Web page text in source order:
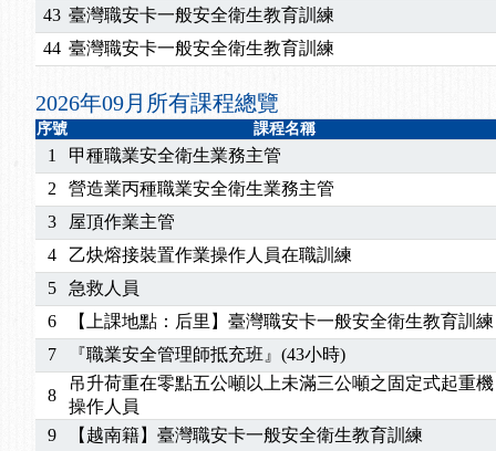
2025/11/10【中心公告】因應颱風來襲，若遇停班停課消息 補
2025/10/30【進修課程】2026年，課程意見蒐集~
2025/08/12 【中心公告】因應颱風來襲，若遇停班停課消息
【中心公告】颱風假114/07/07停班停課
2025/06/06【進修課程】～～前導課程看這邊推出囉～～
2025/05/29【進修課程】前導課程推出公告！
2025/04/28 【進修課程】要怎麼進修自我？課程百百種選擇好
2025/01/21「高壓氣體製造安全主任」、「隧道等襯砌作業主
訓測驗
2025/01/15【線上課程】碳中和核心職能系列課程資訊
2026/07/15
2026/07/08【中心公告】因應颱風來襲，若遇停班停課消息 補
2026/05/06【產業人才投資】06/03-06/08堆高機課程，政府出
2026/04/24【製程安全評估人員】開課囉
2025/11/11
2025/11/10【中心公告】因應颱風來襲，若遇停班停課消息 補
43 臺灣職安卡一般安全衛生教育訓練
44 臺灣職安卡一般安全衛生教育訓練
2026年09月所有課程總覽
序號 課程名稱
1
甲種職業安全衛生業務主管
2
營造業丙種職業安全衛生業務主管
3
屋頂作業主管
4
乙炔熔接裝置作業操作人員在職訓練
5
急救人員
6
【上課地點：后里】臺灣職安卡一般安全衛生教育訓練
7
『職業安全管理師抵充班』(43小時)
8
吊升荷重在零點五公噸以上未滿三公噸之固定式起重機
操作人員
9
【越南籍】臺灣職安卡一般安全衛生教育訓練